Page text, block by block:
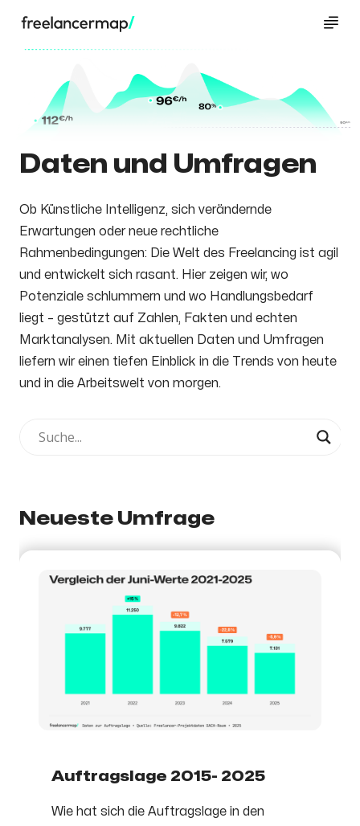
Daten und Umfragen
Ob Künstliche Intelligenz, sich verändernde
Erwartungen oder neue rechtliche
Rahmenbedingungen: Die Welt des Freelancing ist agil
und entwickelt sich rasant. Hier zeigen wir, wo
Potenziale schlummern und wo Handlungsbedarf
liegt – gestützt auf Zahlen, Fakten und echten
Marktanalysen. Mit aktuellen Daten und Umfragen
liefern wir einen tiefen Einblick in die Trends von heute
und in die Arbeitswelt von morgen.
Neueste Umfrage
Auftragslage 2015- 2025
Wie hat sich die Auftragslage in den